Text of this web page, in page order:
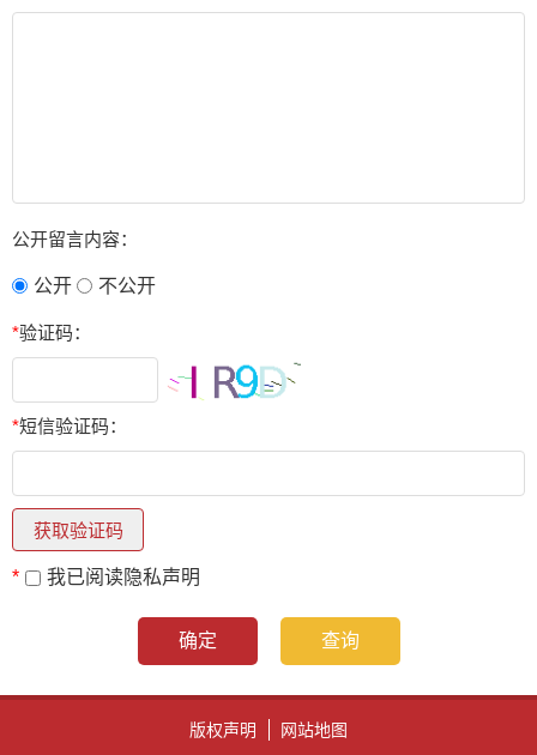
公开留言内容：
公开 不公开
*验证码：
*短信验证码：
* 我已阅读隐私声明
版权声明 网站地图